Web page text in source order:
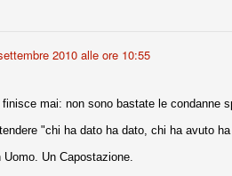
2010 alle ore 10:55
mai: non sono bastate le condanne
"chi ha dato ha dato, chi ha avuto
Uomo. Un Capostazione.
orgogliosi di un gruppo (società,
Una squadra che ha saputo
di gioco, interpreti, mentalità in campo...